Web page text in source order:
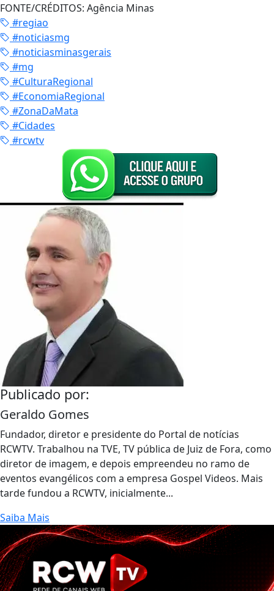
FONTE/CRÉDITOS: Agência Minas
#regiao
#noticiasmg
#noticiasminasgerais
#mg
#CulturaRegional
#EconomiaRegional
#ZonaDaMata
#Cidades
#rcwtv
Publicado por:
Geraldo Gomes
Fundador, diretor e presidente do Portal de notícias
RCWTV. Trabalhou na TVE, TV pública de Juiz de Fora, como
diretor de imagem, e depois empreendeu no ramo de
eventos evangélicos com a empresa Gospel Videos. Mais
tarde fundou a RCWTV, inicialmente...
Saiba Mais